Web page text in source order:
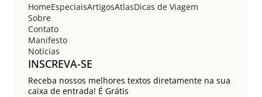
HomeEspeciaisArtigosAtlasDicas de Viagem
Sobre
Contato
Manifesto
Notícias
INSCREVA-SE
Receba nossos melhores textos diretamente na sua
caixa de entrada! É Grátis